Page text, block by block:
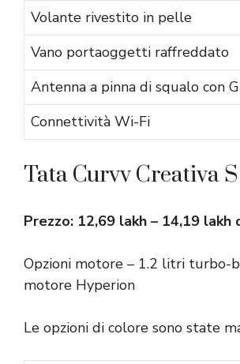
Volante rivestito in pelle
Vano portaoggetti raffreddato
Antenna a pinna di squalo con
Connettività Wi-Fi
Tata Curvv Creativa S
Prezzo: 12,69 lakh – 14,19 lakh
Opzioni motore – 1.2 litri turbo-
motore Hyperion
Le opzioni di colore sono state